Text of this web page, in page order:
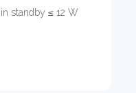
standby ≤ 12 W